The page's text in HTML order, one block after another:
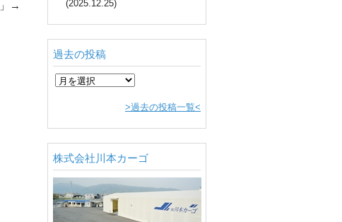
」→
(2025.12.25)
過去の投稿
>過去の投稿一覧<
株式会社川本カーゴ